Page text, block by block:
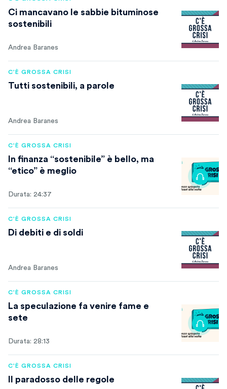
Ci mancavano le sabbie bituminose
sostenibili
Andrea Baranes
C'È GROSSA CRISI
Tutti sostenibili, a parole
Andrea Baranes
C'È GROSSA CRISI
In finanza “sostenibile” è bello, ma
“etico” è meglio
Durata: 24:37
C'È GROSSA CRISI
Di debiti e di soldi
Andrea Baranes
C'È GROSSA CRISI
La speculazione fa venire fame e
sete
Durata: 28:13
C'È GROSSA CRISI
Il paradosso delle regole